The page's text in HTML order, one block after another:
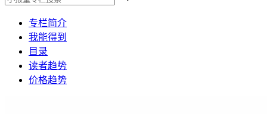
专栏简介
我能得到
目录
读者趋势
价格趋势